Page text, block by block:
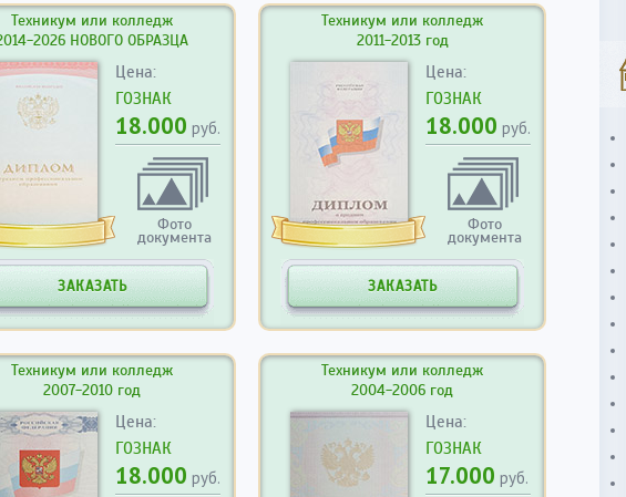
Техникум или колледж
2026 НОВОГО ОБРАЗЦА
Цена:
ГОЗНАК
18.000 руб.
Фото
документа
ЗАКАЗАТЬ
Техникум или колледж
2011-2013 год
Цена:
ГОЗНАК
18.000 руб.
Фото
документа
ЗАКАЗАТЬ
Техникум или колледж
2007-2010 год
Цена:
ГОЗНАК
18.000 руб.
Техникум или колледж
2004-2006 год
Цена:
ГОЗНАК
17.000 руб.